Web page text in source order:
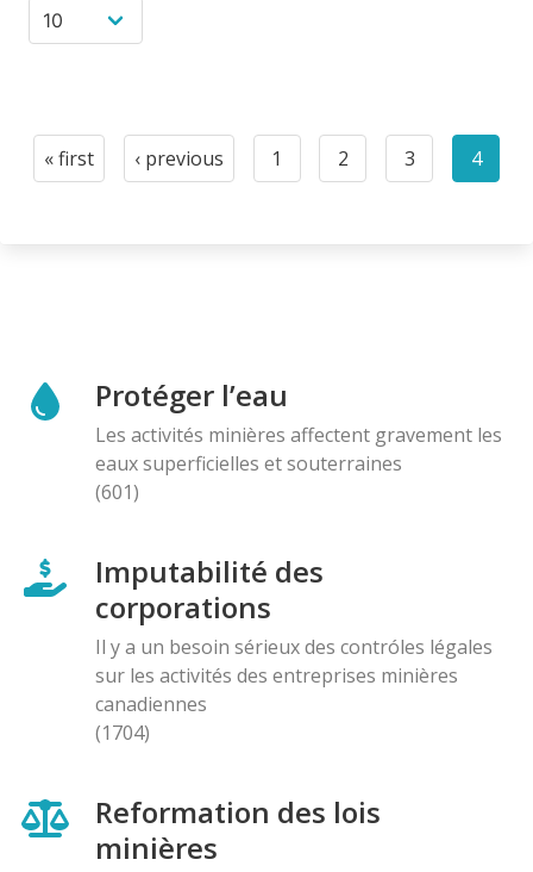
Pagination
First
« first
Previous
‹ previous
Page
1
Page
2
Page
3 4
Protéger l’eau
Les activités minières affectent gravement les
eaux superficielles et souterraines
(601)
Imputabilité des
corporations
Il y a un besoin sérieux des contróles légales
sur les activités des entreprises minières
canadiennes
(1704)
Reformation des lois
minières